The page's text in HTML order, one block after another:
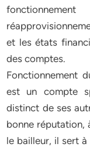
et les états
des comptes.
Fonctionnement
est un compte
distinct de ses
bonne réputation,
le bailleur, il sert